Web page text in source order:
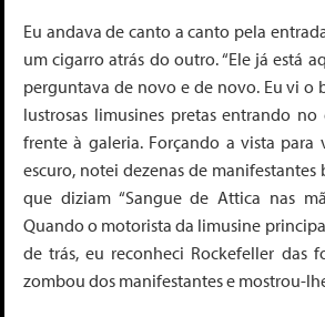
Eu andava de canto a canto pela
um cigarro atrás do outro. “Ele já está
perguntava de novo e de novo. Eu vi o
lustrosas limusines pretas entrando
frente à galeria. Forçando a vista para
escuro, notei dezenas de manifestantes
que diziam “Sangue de Attica nas
Quando o motorista da limusine
de trás, eu reconheci Rockefeller das
zombou dos manifestantes e mostrou-